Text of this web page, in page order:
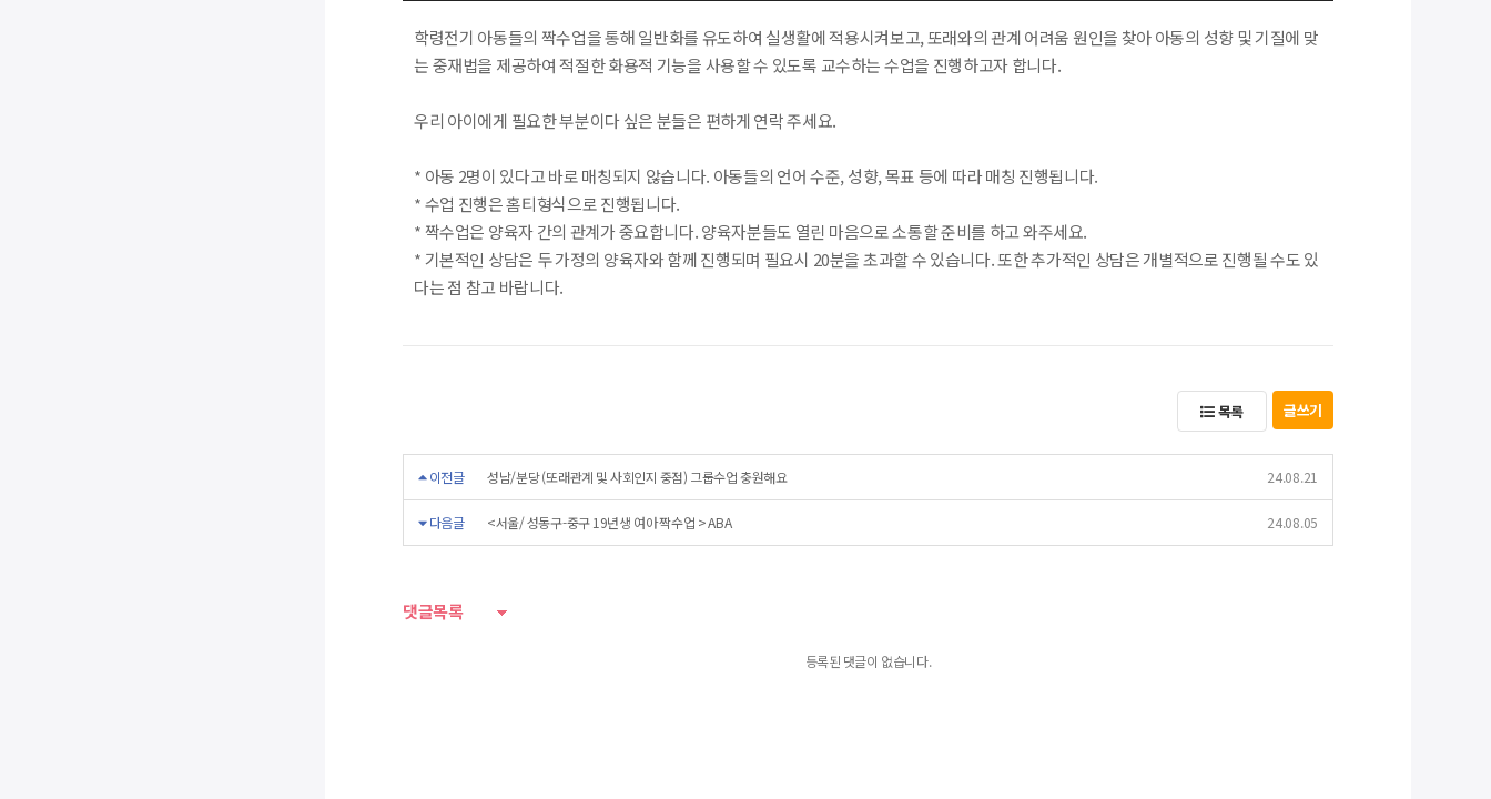
학령전기 아동들의 짝수업을 통해 일반화를 유도하여 실생활에 적용시켜보고, 또래와의 관계 어려움 원인을 찾아 아동의 성향 및 기질에 맞
는 중재법을 제공하여 적절한 화용적 기능을 사용할 수 있도록 교수하는 수업을 진행하고자 합니다.
우리 아이에게 필요한 부분이다 싶은 분들은 편하게 연락 주세요.
* 아동 2명이 있다고 바로 매칭되지 않습니다. 아동들의 언어 수준, 성향, 목표 등에 따라 매칭 진행됩니다.
* 수업 진행은 홈티형식으로 진행됩니다.
* 짝수업은 양육자 간의 관계가 중요합니다. 양육자분들도 열린 마음으로 소통할 준비를 하고 와주세요.
* 기본적인 상담은 두 가정의 양육자와 함께 진행되며 필요시 20분을 초과할 수 있습니다. 또한 추가적인 상담은 개별적으로 진행될 수도 있
다는 점 참고 바랍니다.
목록 글쓰기
이전글 성남/분당 (또래관계 및 사회인지 중점) 그룹수업 충원해요 24.08.21
다음글 <서울/ 성동구-중구 19년생 여아 짝수업 > ABA 24.08.05
댓글목록
등록된 댓글이 없습니다.